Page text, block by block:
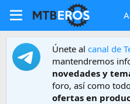
Únete al canal de
mantendremos
novedades y
foro, así como
ofertas en